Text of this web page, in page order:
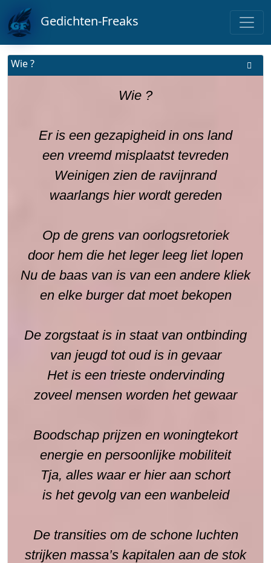
Gedichten-Freaks
Wie ?
Wie ?
Er is een gezapigheid in ons land
een vreemd misplaatst tevreden
Weinigen zien de ravijnrand
waarlangs hier wordt gereden
Op de grens van oorlogsretoriek
door hem die het leger leeg liet lopen
Nu de baas van is van een andere kliek
en elke burger dat moet bekopen
De zorgstaat is in staat van ontbinding
van jeugd tot oud is in gevaar
Het is een trieste ondervinding
zoveel mensen worden het gewaar
Boodschap prijzen en woningtekort
energie en persoonlijke mobiliteit
Tja, alles waar er hier aan schort
is het gevolg van een wanbeleid
De transities om de schone luchten
strijken massa’s kapitalen aan de stok